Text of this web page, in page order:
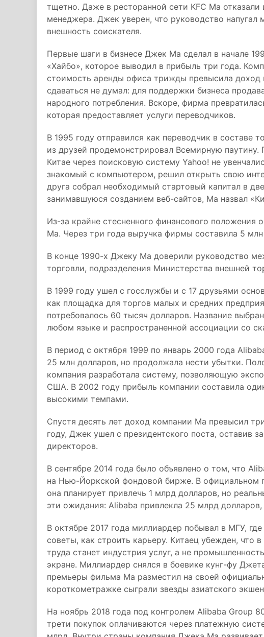
тщетно. Даже в ресторанной сети KFC Ма
менеджера. Джек уверен, что руководство напугал
внешность соискателя.
Первые шаги в бизнесе Джек Ма сделал в начале
«Хайбо», которое выводил в прибыль три года.
стоимость аренды офиса трижды превысила доход
сдаваться не думал: для поддержки бизнеса
народного потребления. Вскоре, фирма
которая предоставляет услуги переводчиков.
В 1995 году отправился как переводчик в составе
из друзей продемонстрировал Всемирную паутину.
Китае через поисковую систему Yahoo! не
знакомый с компьютером, решил открыть свою
друга собрал необходимый стартовый капитал в
занимавшуюся созданием веб-сайтов, Ма назвал
Из-за крайне стесненного финансового положения
Ма. Через три года выручка фирмы составила 5
В конце 1990-х Джеку Ма доверили руководство
торговли, подразделения Министерства внешней
В 1999 году ушел с госслужбы и с 17 друзьями
как площадка для торгов малых и средних
потребовалось 60 тысяч долларов. Название
любом языке и распространенной ассоциации со
В период с октября 1999 по январь 2000 года
25 млн долларов, но продолжала нести убытки.
компания разработала систему, позволяющую
США. В 2002 году прибыль компании составила
высокими темпами.
Спустя десять лет доход компании Ма превысил
году, Джек ушел с президентского поста, оставив
директоров.
В сентябре 2014 года было объявлено о том, что
на Нью-Йоркской фондовой бирже. В официальном
она планирует привлечь 1 млрд долларов, но
эти ожидания: Alibaba привлекла 25 млрд
В октябре 2017 года миллиардер побывал в МГУ,
советы, как строить карьеру. Китаец убежден,
труда станет индустрия услуг, а не
экране. Миллиардер снялся в боевике кунг-фу
премьеры фильма Ма разместил на своей
короткометражке сыграли звезды азиатского
На ноябрь 2018 года под контролем Alibaba Group
трети покупок оплачиваются через платежную